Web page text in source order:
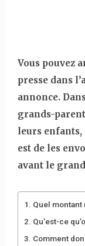
Vous pouvez
presse dans
annonce.
grands-
leurs enfants,
est de les
avant le
Quel montant
Qu’est-ce
Comment